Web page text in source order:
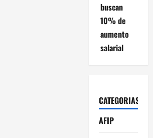
buscan
10% de
aumento
salarial
CATEGORIAS
AFIP